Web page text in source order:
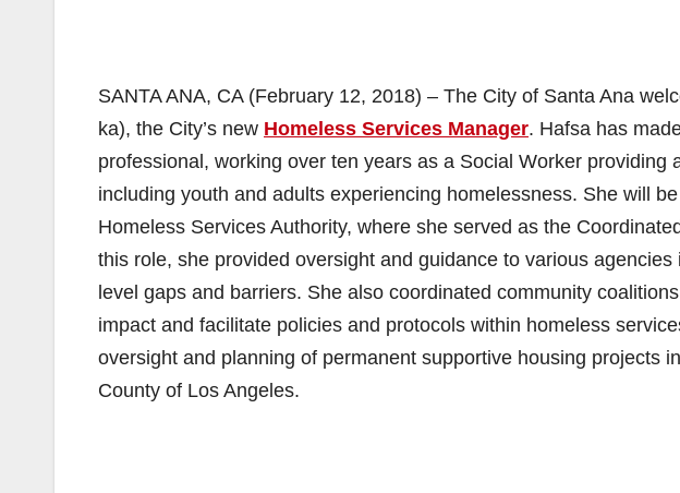
SANTA ANA, CA (February 12, 2018) – The City of Santa Ana
ka), the City’s new Homeless Services Manager. Hafsa has
professional, working over ten years as a Social Worker providing
including youth and adults experiencing homelessness. She will
Homeless Services Authority, where she served as the
this role, she provided oversight and guidance to various
level gaps and barriers. She also coordinated community
impact and facilitate policies and protocols within homeless
oversight and planning of permanent supportive housing projects
County of Los Angeles.